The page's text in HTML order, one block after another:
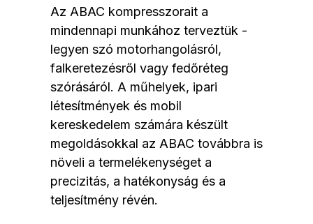
Az ABAC kompresszorait a
mindennapi munkához terveztük -
legyen szó motorhangolásról,
falkeretezésről vagy fedőréteg
szórásáról. A műhelyek, ipari
létesítmények és mobil
kereskedelem számára készült
megoldásokkal az ABAC továbbra is
növeli a termelékenységet a
precizitás, a hatékonyság és a
teljesítmény révén.